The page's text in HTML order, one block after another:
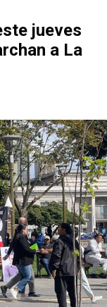
jueves
a La